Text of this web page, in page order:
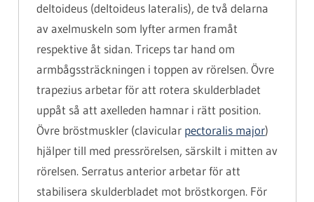
deltoideus (deltoideus lateralis), de två delarna
av axelmuskeln som lyfter armen framåt
respektive åt sidan. Triceps tar hand om
armbågssträckningen i toppen av rörelsen. Övre
trapezius arbetar för att rotera skulderbladet
uppåt så att axelleden hamnar i rätt position.
Övre bröstmuskler (clavicular pectoralis major)
hjälper till med pressrörelsen, särskilt i mitten av
rörelsen. Serratus anterior arbetar för att
stabilisera skulderbladet mot bröstkorgen. För